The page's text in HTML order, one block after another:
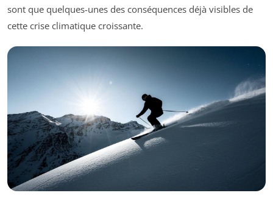
sont que quelques-unes des conséquences déjà visibles de
cette crise climatique croissante.